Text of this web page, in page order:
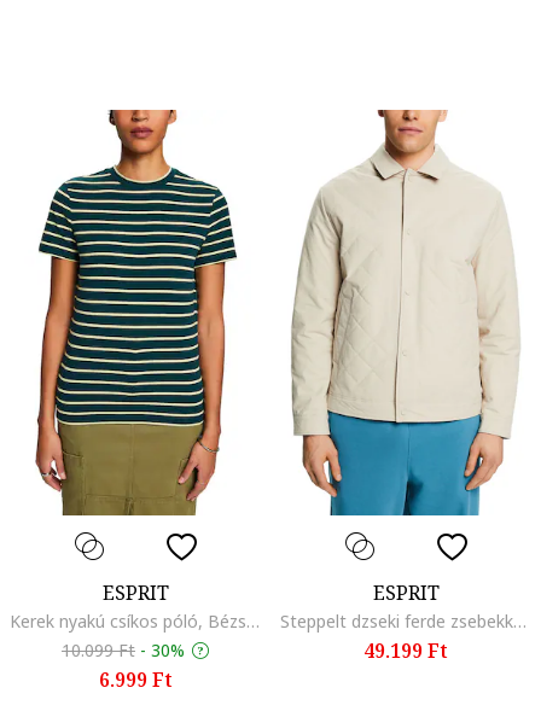
ESPRIT
Kerek nyakú csíkos póló, Bézs/Angolzöld
10.099 Ft - 30%
6.999 Ft
ESPRIT
Steppelt dzseki ferde zsebekkel, Világosbézs
49.199 Ft